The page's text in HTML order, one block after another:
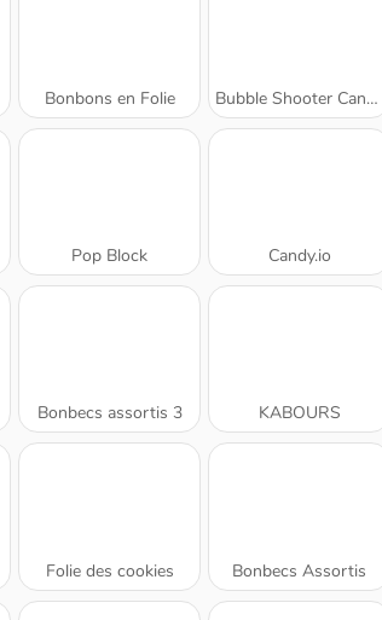
Bonbons en Folie Bubble Shooter Candy
Pop Block Candy.io
Bonbecs assortis 3 KABOURS
Folie des cookies Bonbecs Assortis